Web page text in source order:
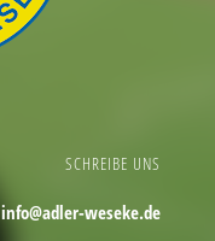
SCHREIBE UNS
info@adler-weseke.de